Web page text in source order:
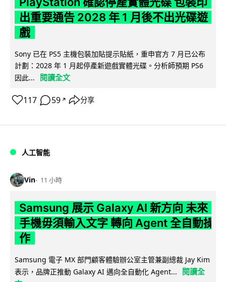
出重要通告 2028 年 1 月後不出光碟遊
戲
Sony 已在 PS5 主機包裝加貼提示貼紙，重申官方 7 月已公布
計劃：2028 年 1 月起停產新遊戲實體光碟。分析師預期 PS6
因此...
閱讀全文
117 59 ↗ 分享
人工智能
Vin 11 小時
Samsung 展示 Galaxy AI 新方向 未來
手機毋須輸入文字 轉向 Agent 全自動操
作
Samsung 電子 MX 部門顧客體驗辦公室主管兼副總裁 Jay Kim
表示，品牌正推動 Galaxy AI 邁向全自動化 Agent...
閱讀全